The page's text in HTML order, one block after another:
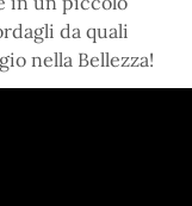
da quali
nella Bellezza!